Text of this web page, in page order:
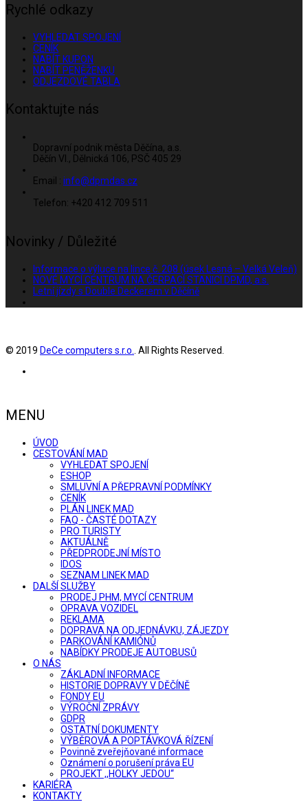
Rychlé odkazy
VYHLEDAT SPOJENÍ
CENÍK
NABÍT KUPON
NABÍT PENĚŽENKU
ODJEZDOVÉ TABLA
Kontaktujte nás
Dopravní podnik města Děčína, a.s.
Děčín VI., Dělnická 106, PSČ 405 29
Email : info@dpmdas.cz
Telefon: +420 412 709 511
Novinky / Důležité
Informace o výluce na lince č. 208 (úsek Lesná – Velká Veleň)
NOVÉ MYCÍ CENTRUM NA ČERPACÍ STANICI DPMD, a.s.
Letní jízdy s Double Deckerem v Děčíně
© 2019 DeCe computers s.r.o. . All Rights Reserved.
MENU
ÚVOD
CESTOVÁNÍ MAD
VYHLEDAT SPOJENÍ
ESHOP
SMLUVNÍ A PŘEPRAVNÍ PODMÍNKY
CENÍK
PLÁN LINEK MAD
FAQ - ČASTÉ DOTAZY
PRO TURISTY
AKTUÁLNĚ
PŘEDPRODEJNÍ MÍSTO
IDOS
SEZNAM LINEK MAD
DALŠÍ SLUŽBY
PRODEJ PHM, MYCÍ CENTRUM
OPRAVA VOZIDEL
REKLAMA
DOPRAVA NA ODJEDNÁVKU, ZÁJEZDY
PARKOVÁNÍ KAMIÓNŮ
NABÍDKY PRODEJE AUTOBUSŮ
O NÁS
ZÁKLADNÍ INFORMACE
HISTORIE DOPRAVY V DĚČÍNĚ
FONDY EU
VÝROČNÍ ZPRÁVY
GDPR
OSTATNÍ DOKUMENTY
VÝBĚROVÁ A POPTÁVKOVÁ ŘÍZENÍ
Povinně zveřejňované informace
Oznámení o porušení práva EU
PROJEKT ,,HOLKY JEDOU“
KARIÉRA
KONTAKTY